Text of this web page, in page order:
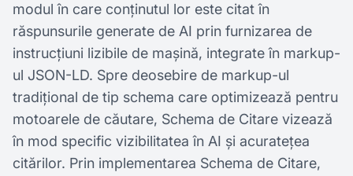
modul în care conținutul lor este citat în
răspunsurile generate de AI prin furnizarea de
instrucțiuni lizibile de mașină, integrate în markup-
ul JSON-LD. Spre deosebire de markup-ul
tradițional de tip schema care optimizează pentru
motoarele de căutare, Schema de Citare vizează
în mod specific vizibilitatea în AI și acuratețea
citărilor. Prin implementarea Schema de Citare,